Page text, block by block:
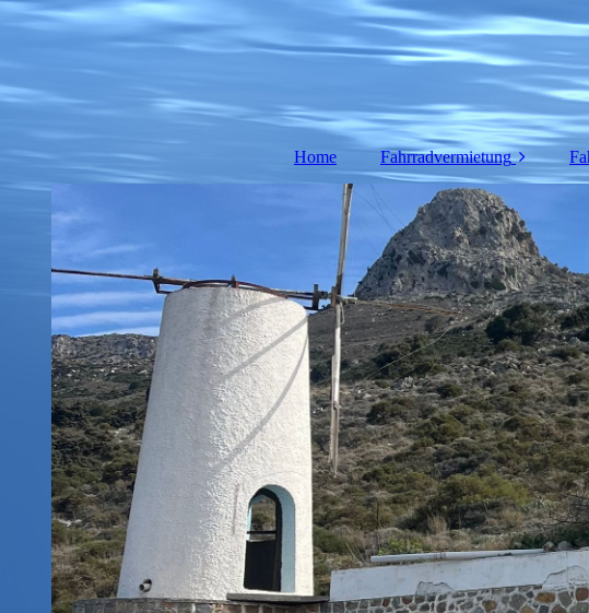
Home Fahrradvermietung
Rennrad vermietung
E-Bikes
E-Mtb & Mtb